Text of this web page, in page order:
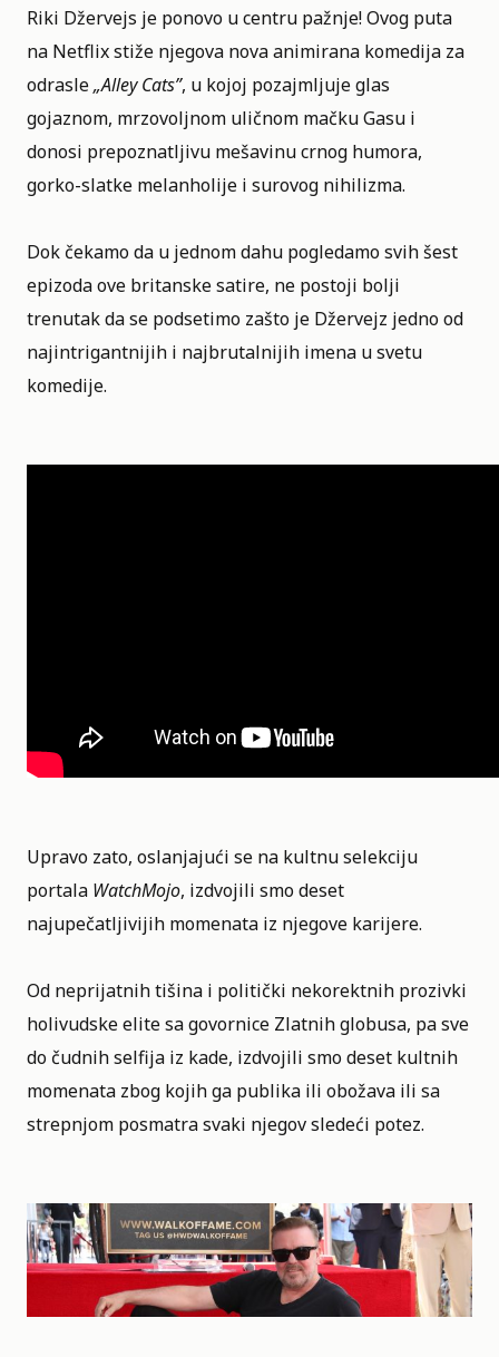
Riki Džervejs je ponovo u centru pažnje! Ovog puta
na Netflixstiže njegova nova animirana komedija za
odrasle„Alley Cats”, u kojoj pozajmljuje glas
gojaznom, mrzovoljnom uličnom mačku Gasu i
donosi prepoznatljivu mešavinu crnog humora,
gorko-slatke melanholije i surovog nihilizma.
Dok čekamo da u jednom dahu pogledamo svih šest
epizoda ove britanske satire, ne postoji bolji
trenutak da se podsetimo zašto je Džervejz jedno od
najintrigantnijih i najbrutalnijih imena u svetu
komedije.
Upravo zato, oslanjajući se na kultnu selekciju
portala WatchMojo, izdvojili smo deset
najupečatljivijih momenata iz njegove karijere.
Od neprijatnih tišina i politički nekorektnih prozivki
holivudske elite sa govornice Zlatnih globusa, pa sve
do čudnih selfija iz kade, izdvojili smo deset kultnih
momenata zbog kojih ga publika ili obožava ili sa
strepnjom posmatra svaki njegov sledeći potez.